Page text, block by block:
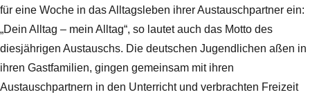
für eine Woche in das Alltagsleben ihrer Austauschpartner ein:
„Dein Alltag – mein Alltag“, so lautet auch das Motto des
diesjährigen Austauschs. Die deutschen Jugendlichen aßen in
ihren Gastfamilien, gingen gemeinsam mit ihren
Austauschpartnern in den Unterricht und verbrachten Freizeit